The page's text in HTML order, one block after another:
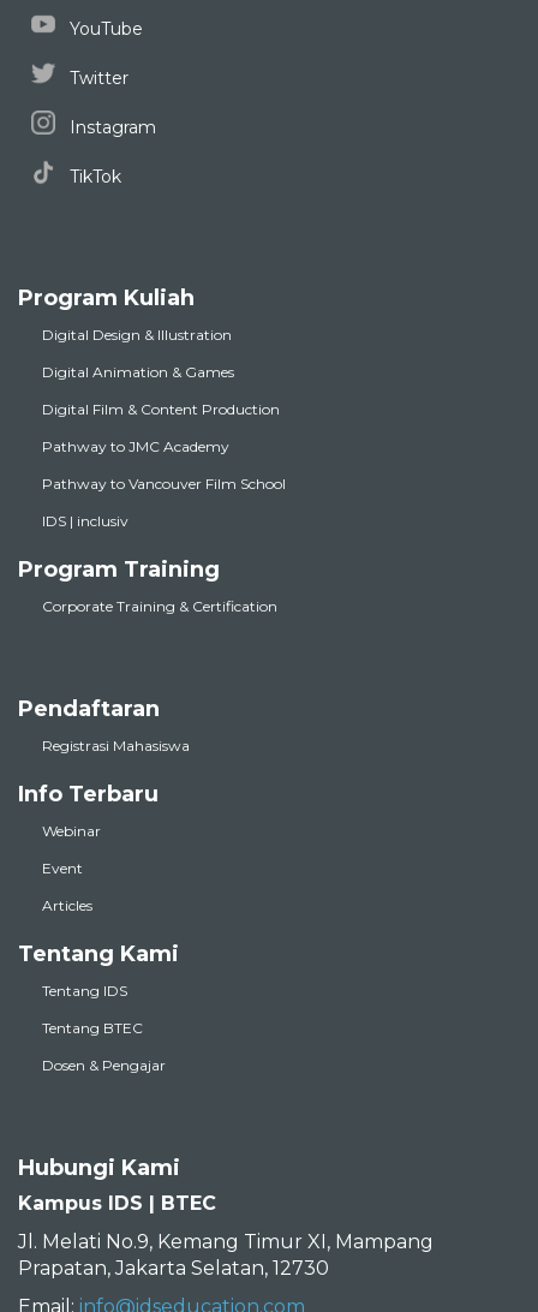
TikTok
Digital Design & Illustration
Digital Animation & Games
Digital Film & Content Production
Pathway to JMC Academy
Pathway to Vancouver Film School
IDS | inclusiv
Program Training
Corporate Training & Certification
Registrasi Mahasiswa
Info Terbaru
Webinar
Event
Articles
Tentang Kami
Tentang IDS
Tentang BTEC
Dosen & Pengajar
Kampus IDS | BTEC
Jl. Melati No.9, Kemang Timur XI, Mampang
Prapatan, Jakarta Selatan, 12730
Email: info@idseducation.com
Telepon: 021 7199 159